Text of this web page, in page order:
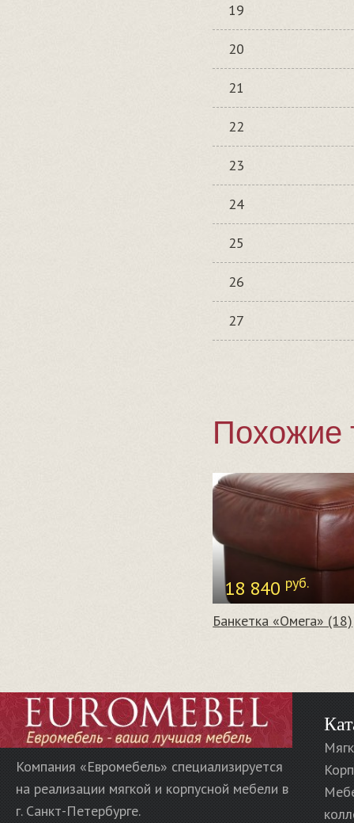
19
20
21
22
23
24
25
26
27
Похожие
18 840 руб.
Банкетка «Омега» (18)
Компания «Евромебель» специализируется
на реализации мягкой и корпусной мебели в
г. Санкт-Петербурге.